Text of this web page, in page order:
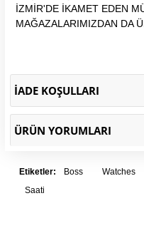
İZMİR'DE İKAMET EDEN
MAĞAZALARIMIZDAN DA
İADE KOŞULLARI
ÜRÜN YORUMLARI
Etiketler: Boss Watches
Saati